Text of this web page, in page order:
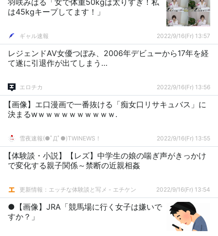
羽咲みはる「女で体重50kgは太りすぎ！私
は45kgキープしてます！」
ギャル速報 2022/9/16(Fr) 13:57
レジェンドAV女優つぼみ、2006年デビューから17年を経
て遂に引退作が出てしまう…
エロチカ 2022/9/16(Fr) 13:56
【画像】エ口漫画で一番抜ける「痴女口リサキュバス」に
決まるwｗｗｗｗｗｗｗｗｗｗ.
雪夜速報(●ﾟДﾟ●)TWINEWS！ 2022/9/16(Fr) 13:55
【体験談・小説】【レズ】中学生の娘の喘ぎ声がきっかけ
で変化する親子関係～禁断の近親相姦
更新情報：エッチな体験談と写メ - エチケン 2022/9/16(Fr) 13:54
●【画像】JRA「競馬場に行く女子は嫌いで
すか？」